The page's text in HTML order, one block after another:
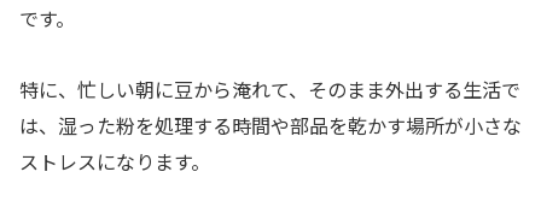
です。
特に、忙しい朝に豆から淹れて、そのまま外出する生活で
は、湿った粉を処理する時間や部品を乾かす場所が小さな
ストレスになります。